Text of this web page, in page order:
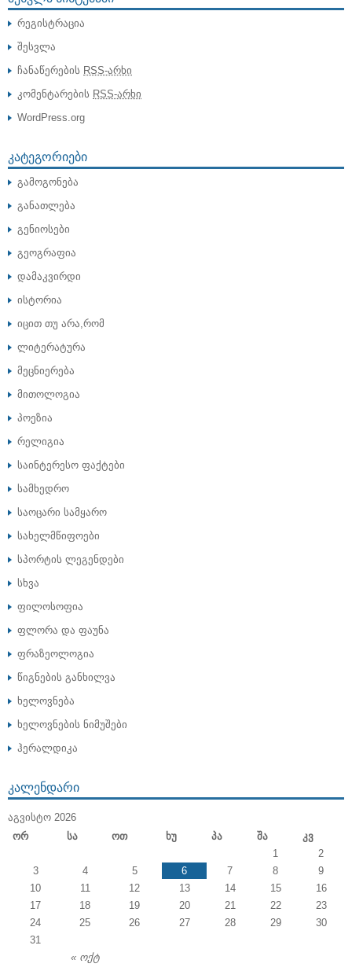
რეგისტრაცია
შესვლა
ჩანაწერების RSS-არხი
კომენტარების RSS-არხი
WordPress.org
ᲙᲐᲢᲔᲒᲝᲠᲘᲔᲑᲘ
გამოგონება
განათლება
გენიოსები
გეოგრაფია
დამაკვირდი
ისტორია
იცით თუ არა,რომ
ლიტერატურა
მეცნიერება
მითოლოგია
პოეზია
რელიგია
საინტერესო ფაქტები
სამხედრო
საოცარი სამყარო
სახელმწიფოები
სპორტის ლეგენდები
სხვა
ფილოსოფია
ფლორა და ფაუნა
ფრაზეოლოგია
წიგნების განხილვა
ხელოვნება
ხელოვნების ნიმუშები
ჰერალდიკა
ᲙᲐᲚᲔᲜᲓᲐᲠᲘ
ᲐᲒᲕᲘᲡᲢᲝ 2026
Ორ
Სა Ოთ Ხუ Პა Შა Კვ
« ოქტ
1
2
3
4 5 6 7 8
9
10
11 12 13 14 15
16
17
18 19 20 21 22
23
24
25 26 27 28 29
30
31